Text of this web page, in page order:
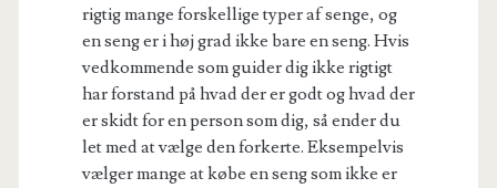
rigtig mange forskellige typer af senge, og
en seng er i høj grad ikke bare en seng. Hvis
vedkommende som guider dig ikke rigtigt
har forstand på hvad der er godt og hvad der
er skidt for en person som dig, så ender du
let med at vælge den forkerte. Eksempelvis
vælger mange at købe en seng som ikke er